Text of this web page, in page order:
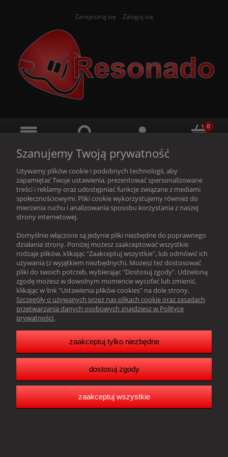
Zarejestruj się Zaloguj się
Ten produkt jest niedostępny.
Obsługa klienta
Pomoc
Moje konto
Resonado Janusz Głowacki |
woj. śląskie |tel.:502242256| email:biuro@resonado.pl
Copyright Resonado 2025
pokaż pełną wersję strony
Sklep internetowy Shoper.pl
Szanujemy Twoją prywatność
Używamy plików cookie i podobnych technologii, aby
zapamiętać Twoje ustawienia, prezentować spersonalizowane
treści i reklamy oraz udostępniać funkcje związane z mediami
społecznościowymi. Pliki cookie wykorzystujemy również do
mierzenia ruchu i analizowania sposobu korzystania z naszej
strony internetowej.
Domyślnie włączone są jedynie pliki niezbędne do poprawnego
działania strony. Poniżej możesz zaakceptować wszystkie
rodzaje plików, klikając "Zaakceptuj wszystkie", lub odmówić ich
używania (z wyjątkiem niezbędnych). Możesz też dostosować
pliki do swoich potrzeb, wybierając "Dostosuj zgody". Udzieloną
zgodę możesz w dowolnym momencie wycofać lub zmienić,
klikając w link "Ustawienia plików cookies" na dole strony.
Szczegóły o używanych przez nas plikach cookie oraz zasadach
przetwarzania danych osobowych znajdziesz w Polityce
prywatności.
zaakceptuj tylko niezbędne
dostosuj zgody
zaakceptuj wszystkie